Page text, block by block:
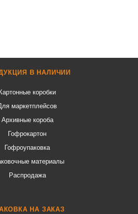
В НАЛИЧИИ
Картонные коробки
маркетплейсов
Архивные короба
Гофрокартон
Гофроупаковка
материалы
Распродажа
НА ЗАКАЗ